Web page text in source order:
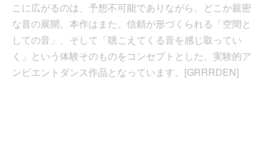
こに広がるのは、予想不可能でありながら、どこか親密
な音の展開。本作はまた、信頼が形づくられる「空間と
しての音」、そして「聴こえてくる音を感じ取ってい
く」という体験そのものをコンセプトとした、実験的ア
ンビエントダンス作品となっています。[GRRRDEN]